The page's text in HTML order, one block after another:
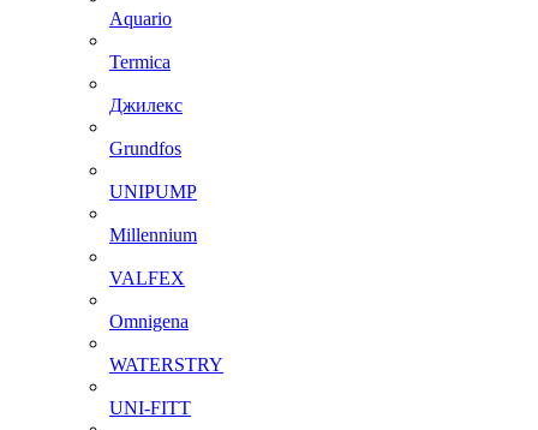
Aquario
Termica
Джилекс
Grundfos
UNIPUMP
Millennium
VALFEX
Omnigena
WATERSTRY
UNI-FITT